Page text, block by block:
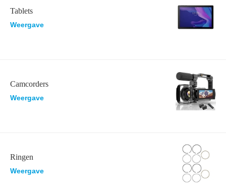
Tablets
Weergave
Camcorders
Weergave
Ringen
Weergave